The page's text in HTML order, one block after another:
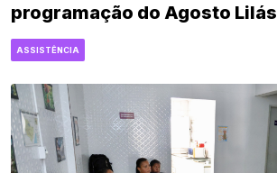
programação do Agosto Lilás
ASSISTÊNCIA